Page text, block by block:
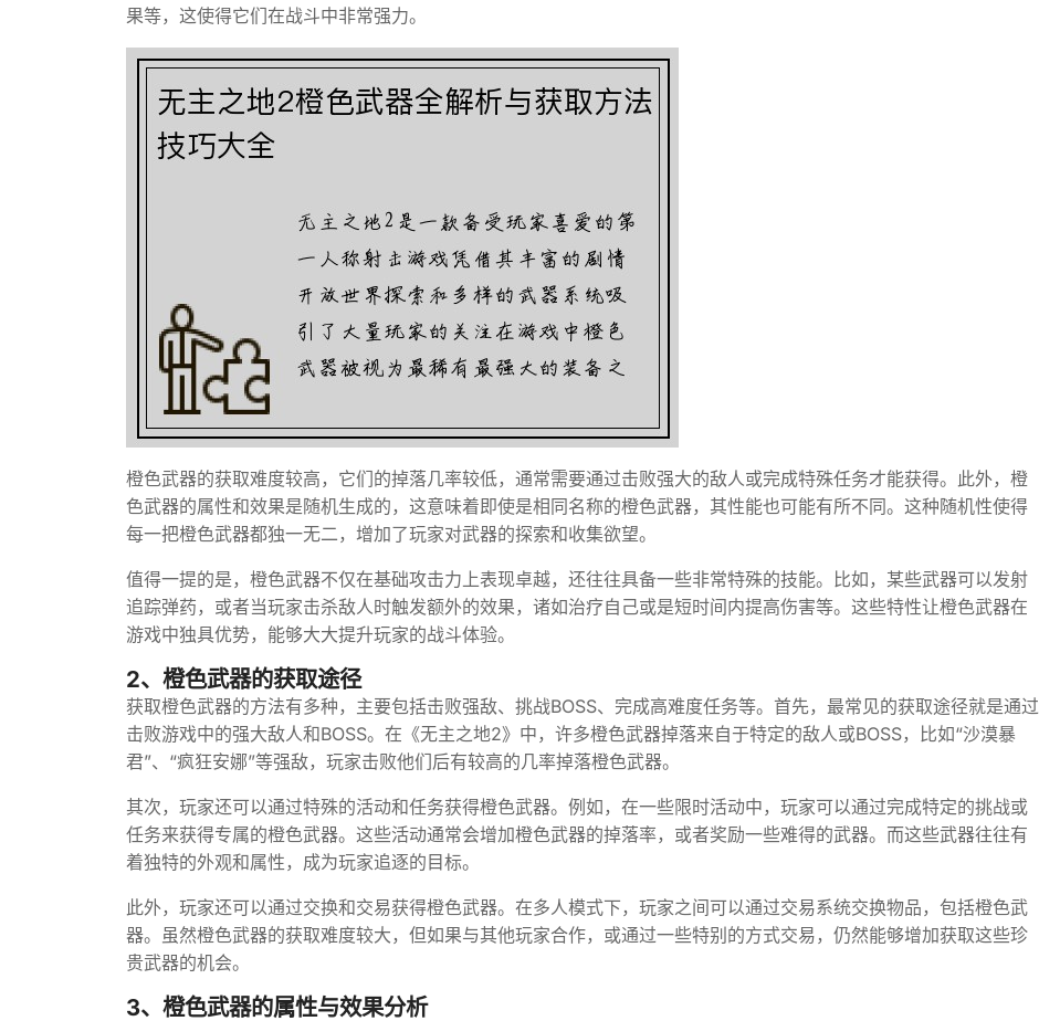
果等，这使得它们在战斗中非常强力。
橙色武器的获取难度较高，它们的掉落几率较低，通常需要通过击败强大的敌人或完成特殊任务才能获得。此外，橙
色武器的属性和效果是随机生成的，这意味着即使是相同名称的橙色武器，其性能也可能有所不同。这种随机性使得
每一把橙色武器都独一无二，增加了玩家对武器的探索和收集欲望。
值得一提的是，橙色武器不仅在基础攻击力上表现卓越，还往往具备一些非常特殊的技能。比如，某些武器可以发射
追踪弹药，或者当玩家击杀敌人时触发额外的效果，诸如治疗自己或是短时间内提高伤害等。这些特性让橙色武器在
游戏中独具优势，能够大大提升玩家的战斗体验。
2、橙色武器的获取途径
获取橙色武器的方法有多种，主要包括击败强敌、挑战BOSS、完成高难度任务等。首先，最常见的获取途径就是通过
击败游戏中的强大敌人和BOSS。在《无主之地2》中，许多橙色武器掉落来自于特定的敌人或BOSS，比如“沙漠暴
君”、“疯狂安娜”等强敌，玩家击败他们后有较高的几率掉落橙色武器。
其次，玩家还可以通过特殊的活动和任务获得橙色武器。例如，在一些限时活动中，玩家可以通过完成特定的挑战或
任务来获得专属的橙色武器。这些活动通常会增加橙色武器的掉落率，或者奖励一些难得的武器。而这些武器往往有
着独特的外观和属性，成为玩家追逐的目标。
此外，玩家还可以通过交换和交易获得橙色武器。在多人模式下，玩家之间可以通过交易系统交换物品，包括橙色武
器。虽然橙色武器的获取难度较大，但如果与其他玩家合作，或通过一些特别的方式交易，仍然能够增加获取这些珍
贵武器的机会。
3、橙色武器的属性与效果分析